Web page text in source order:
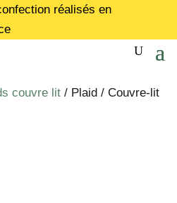
réalisés en
couvre lit / Plaid / Couvre-lit